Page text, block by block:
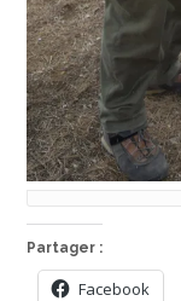
Partager :
Facebook